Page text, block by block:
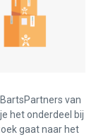
van
het onderdeel bij
gaat naar het